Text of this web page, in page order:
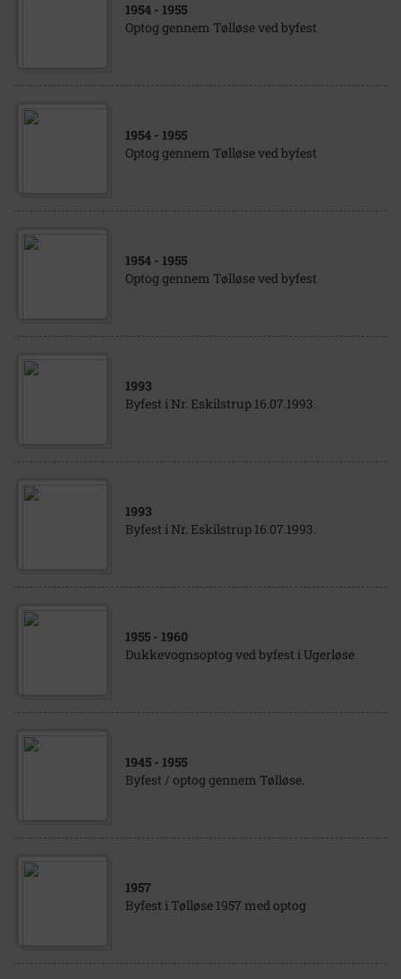
1954 - 1955
Optog gennem Tølløse ved byfest
1954 - 1955
Optog gennem Tølløse ved byfest
1954 - 1955
Optog gennem Tølløse ved byfest
1993
Byfest i Nr. Eskilstrup 16.07.1993.
1993
Byfest i Nr. Eskilstrup 16.07.1993.
1955 - 1960
Dukkevognsoptog ved byfest i Ugerløse
1945 - 1955
Byfest / optog gennem Tølløse.
1957
Byfest i Tølløse 1957 med optog